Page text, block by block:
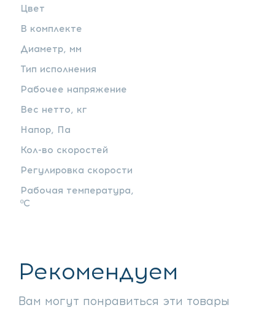
Цвет
В комплекте
Диаметр, мм
Тип исполнения
Рабочее напряжение
Вес нетто, кг
Напор, Па
Кол-во скоростей
Регулировка скорости
Рабочая температура,
ºС
Рекомендуем
Вам могут понравиться эти товары